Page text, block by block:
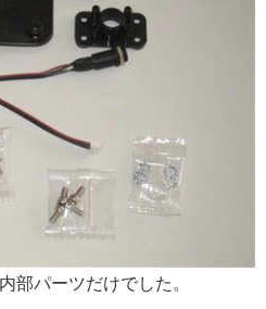
部パーツだけでした。